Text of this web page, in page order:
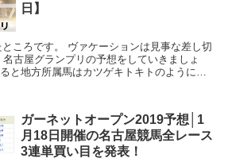
日】
ころです。 ヴァケーションは見事な差し切
と地方所属馬はカツゲキトキトのように突
ガーネットオープン2019予想│1
月18日開催の名古屋競馬全レース
3連単買い目を発表！